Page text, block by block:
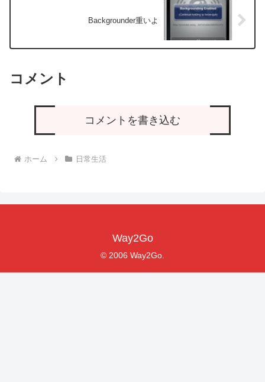
Backgrounder重いよ
コメント
コメントを書き込む
ホーム 日常生活
Way2Go
© 2006 Way2Go.